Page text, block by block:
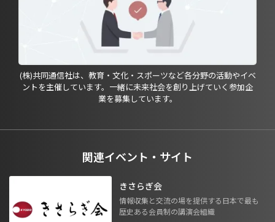
(株)共同通信社は、教育・文化・スポーツなど各分野の活動やイベ
ントを主催しています。一緒に未来社会を創り上げていく参加企
業を募集しています。
関連イベント・サイト
きさらぎ会
情報収集と交流の場を提供する日本で最も
歴史ある会員制の講演会組織